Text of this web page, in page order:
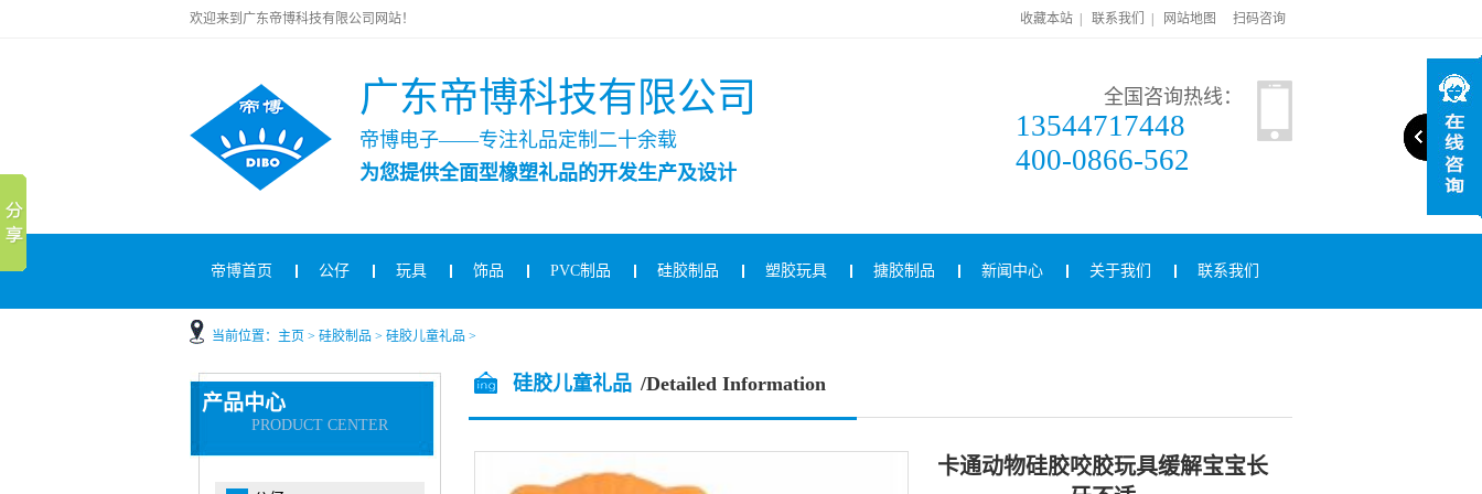
收藏本站 联系我们 网站地图 扫码咨询
欢迎来到广东帝博科技有限公司网站！
广东帝博科技有限公司
帝博电子——专注礼品定制二十余载
为您提供全面型橡塑礼品的开发生产及设计
全国咨询热线：
13544717448
400-0866-562
帝博首页 公仔 玩具 饰品 PVC制品 硅胶制品 塑胶玩具 搪胶制品 新闻中心 关于我们 联系我们
当前位置： 主页 > 硅胶制品 > 硅胶儿童礼品 >
硅胶儿童礼品 /Detailed Information
卡通动物硅胶咬胶玩具缓解宝宝长
产品中心
PRODUCT CENTER